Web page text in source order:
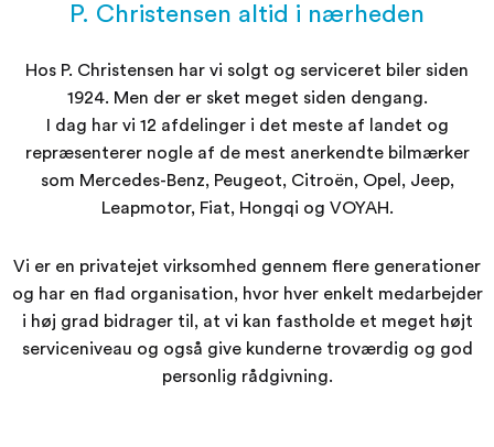
P. Christensen altid i nærheden
Hos P. Christensen har vi solgt og serviceret biler siden
1924. Men der er sket meget siden dengang.
I dag har vi 12 afdelinger i det meste af landet og
repræsenterer nogle af de mest anerkendte bilmærker
som Mercedes-Benz, Peugeot, Citroën, Opel, Jeep,
Leapmotor, Fiat, Hongqi og VOYAH.
Vi er en privatejet virksomhed gennem flere generationer
og har en flad organisation, hvor hver enkelt medarbejder
i høj grad bidrager til, at vi kan fastholde et meget højt
serviceniveau og også give kunderne troværdig og god
personlig rådgivning.